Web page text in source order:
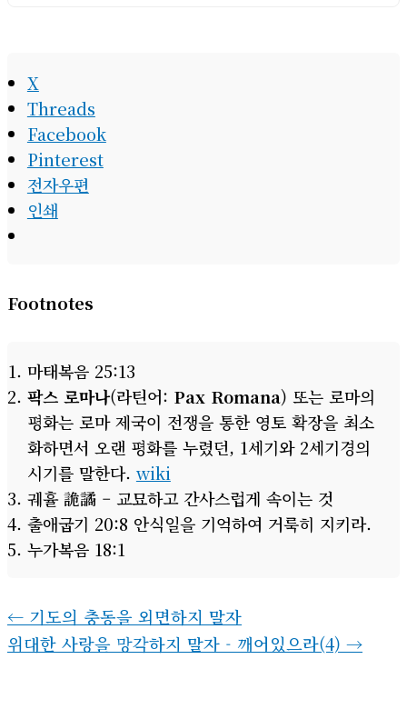
X
Threads
Facebook
Pinterest
전자우편
인쇄
Footnotes
마태복음 25:13
팍스 로마나(라틴어: Pax Romana) 또는 로마의
평화는 로마 제국이 전쟁을 통한 영토 확장을 최소
화하면서 오랜 평화를 누렸던, 1세기와 2세기경의
시기를 말한다. wiki
궤휼 詭譎 – 교묘하고 간사스럽게 속이는 것
출애굽기 20:8 안식일을 기억하여 거룩히 지키라.
누가복음 18:1
← 기도의 충동을 외면하지 말자
위대한 사랑을 망각하지 말자 - 깨어있으라(4) →